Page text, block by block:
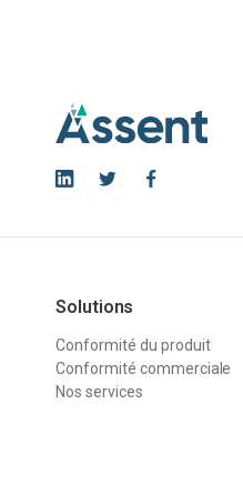
Solutions
Conformité du produit
Conformité commerciale
Nos services